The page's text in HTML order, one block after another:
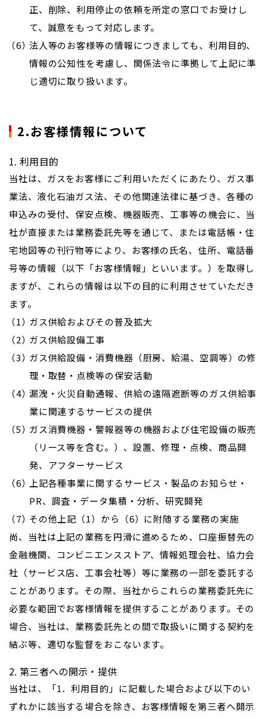
正、削除、利用停止の依頼を所定の窓口でお受けし
て、誠意をもって対応します。
法人等のお客様等の情報につきましても、利用目的、
情報の公知性を考慮し、関係法令に準拠して上記に準
じ適切に取り扱います。
2.お客様情報について
1. 利用目的
当社は、ガスをお客様にご利用いただくにあたり、ガス事
業法、液化石油ガス法、その他関連法律に基づき、各種の
申込みの受付、保安点検、機器販売、工事等の機会に、当
社が直接または業務委託先等を通じて、または電話帳・住
宅地図等の刊行物等により、お客様の氏名、住所、電話番
号等の情報（以下「お客様情報」といいます。）を取得し
ますが、これらの情報は以下の目的に利用させていただき
ます。
ガス供給およびその普及拡大
ガス供給設備工事
ガス供給設備・消費機器（厨房、給湯、空調等）の修
理・取替・点検等の保安活動
漏洩・火災自動通報、供給の遠隔遮断等のガス供給事
業に関連するサービスの提供
ガス消費機器・警報器等の機器および住宅設備の販売
（リース等を含む。）、設置、修理・点検、商品開
発、アフターサービス
上記各種事業に関するサービス・製品のお知らせ・
PR、調査・データ集積・分析、研究開発
その他上記（1）から（6）に附随する業務の実施
尚、当社は上記の業務を円滑に進めるため、口座振替先の
金融機関、コンビニエンスストア、情報処理会社、協力会
社（サービス店、工事会社等）等に業務の一部を委託する
ことがあります。その際、当社からこれらの業務委託先に
必要な範囲でお客様情報を提供することがあります。その
場合、当社は、業務委託先との間で取扱いに関する契約を
結ぶ等、適切な監督をおこないます。
2. 第三者への開示・提供
当社は、「1．利用目的」に記載した場合および以下のい
ずれかに該当する場合を除き、お客様情報を第三者へ開示